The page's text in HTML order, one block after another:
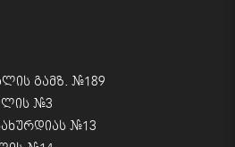
გამზ. #189
#3
#13